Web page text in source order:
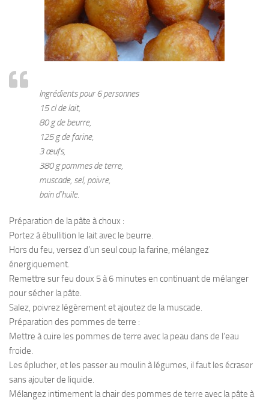
Ingrédients pour 6 personnes
15 cl de lait,
80 g de beurre,
125 g de farine,
3 œufs,
380 g pommes de terre,
muscade, sel, poivre,
bain d’huile.
Préparation de la pâte à choux :
Portez à ébullition le lait avec le beurre.
Hors du feu, versez d’un seul coup la farine, mélangez
énergiquement.
Remettre sur feu doux 5 à 6 minutes en continuant de mélanger
pour sécher la pâte.
Salez, poivrez légèrement et ajoutez de la muscade.
Préparation des pommes de terre :
Mettre à cuire les pommes de terre avec la peau dans de l’eau
froide.
Les éplucher, et les passer au moulin à légumes, il faut les écraser
sans ajouter de liquide.
Mélangez intimement la chair des pommes de terre avec la pâte à